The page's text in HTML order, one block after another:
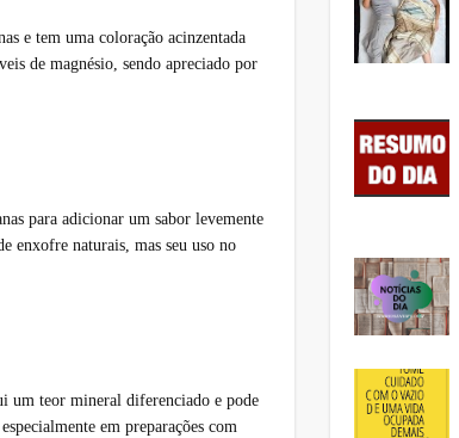
e tem uma coloração acinzentada
de magnésio, sendo apreciado por
para adicionar um sabor levemente
enxofre naturais, mas seu uso no
um teor mineral diferenciado e pode
em preparações com